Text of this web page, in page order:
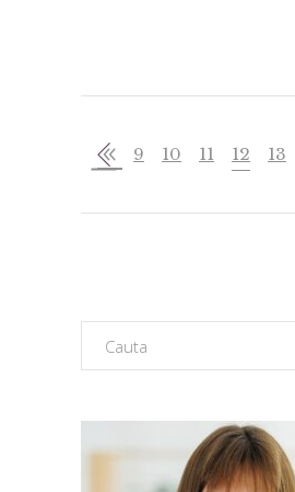
9 10 11 12 13
for: